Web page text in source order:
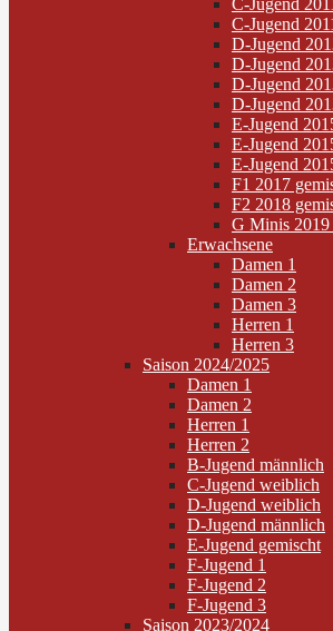
C-Jugend
C-Jugend
D-Jugend
D-Jugend
D-Jugend
D-Jugend
E-Jugend
E-Jugend
E-Jugend
F1 2017
F2 2018
G Minis 2019
Erwachsene
Damen 1
Damen 2
Damen 3
Herren 1
Herren 3
Saison 2024/2025
Damen 1
Damen 2
Herren 1
Herren 2
B-Jugend männlich
C-Jugend weiblich
D-Jugend weiblich
D-Jugend männlich
E-Jugend gemischt
F-Jugend 1
F-Jugend 2
F-Jugend 3
Saison 2023/2024